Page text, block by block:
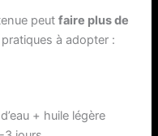
peutfaire plus de
à adopter :
+ huile légère